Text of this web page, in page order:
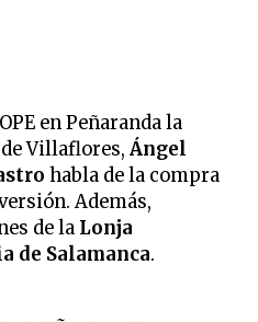
en Peñaranda la
de Villaflores,Ángel
habla de la compra
Además,
de la Lonja
de Salamanca.